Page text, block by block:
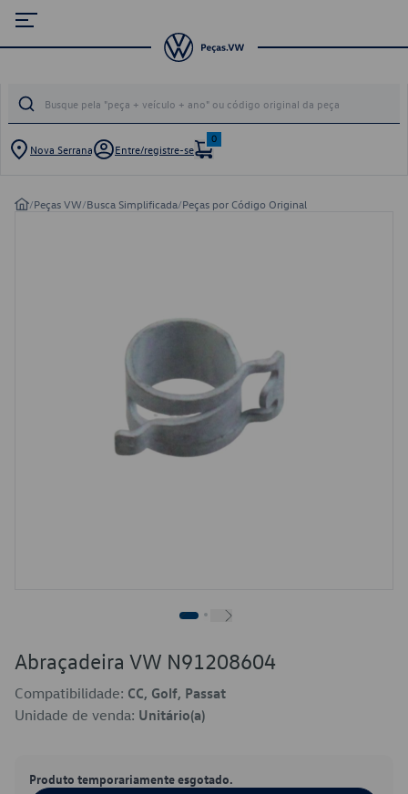
Nova Serrana Entre/registre-se
0
/Peças VW/Busca Simplificada/Peças por Código Original
Abraçadeira VW N91208604
Compatibilidade: CC, Golf, Passat
Unidade de venda: Unitário(a)
Produto temporariamente esgotado.